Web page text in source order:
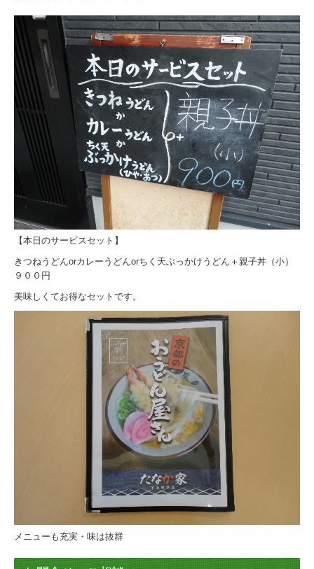
【本日のサービスセット】
きつねうどんorカレーうどんorちく天ぶっかけうどん＋親子丼（小）
９００円
美味しくてお得なセットです。
メニューも充実・味は抜群